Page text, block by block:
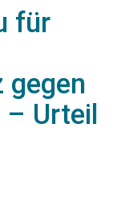
für
gegen
– Urteil